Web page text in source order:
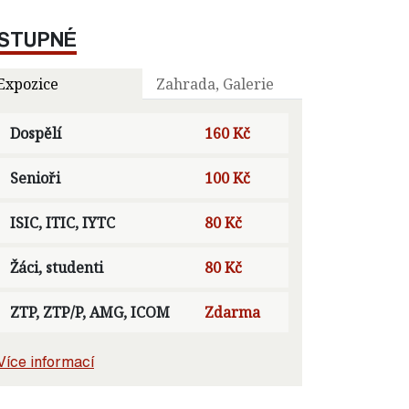
Zahrada, Galerie
Dospělí 160 Kč
Senioři 100 Kč
ISIC, ITIC, IYTC 80 Kč
Žáci, studenti 80 Kč
ZTP, ZTP/P, AMG, ICOM Zdarma
informací